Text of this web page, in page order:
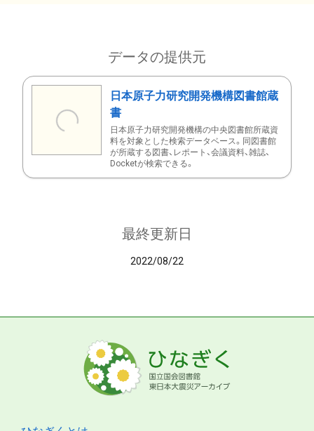
データの提供元
日本原子力研究開発機構図書館蔵
書
日本原子力研究開発機構の中央図書館所蔵資
料を対象とした検索データベース。同図書館
が所蔵する図書、レポート、会議資料、雑誌、
Docketが検索できる。
最終更新日
2022/08/22